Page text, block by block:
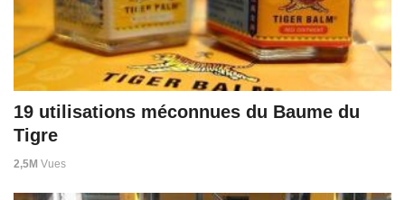
19 utilisations méconnues du Baume du
Tigre
2,5M Vues